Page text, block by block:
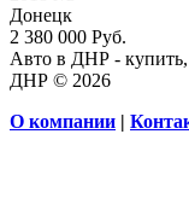
Донецк
2 380 000 Руб.
Авто в ДНР - купить,
ДНР © 2026
О компании |